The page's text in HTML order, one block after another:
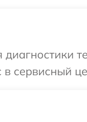
сервисный